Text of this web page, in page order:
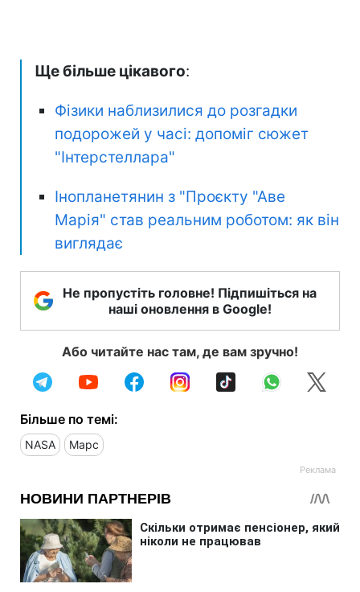
Ще більше цікавого:
Фізики наблизилися до розгадки
подорожей у часі: допоміг сюжет
"Інтерстеллара"
Інопланетянин з "Проєкту "Аве
Марія" став реальним роботом: як він
виглядає
Не пропустіть головне! Підпишіться на
наші оновлення в Google!
Або читайте нас там, де вам зручно!
Більше по темі:
NASA Марс